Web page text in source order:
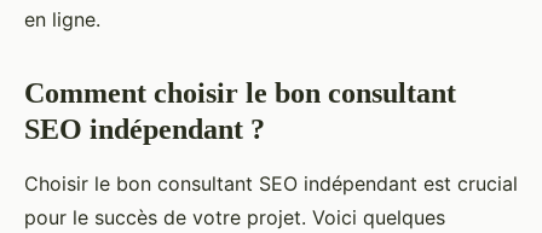
en ligne.
Comment choisir le bon consultant
SEO indépendant ?
Choisir le bon consultant SEO indépendant est crucial
pour le succès de votre projet. Voici quelques